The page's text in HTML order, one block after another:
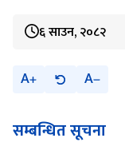
६ साउन, २०८२
A A
सम्बन्धित सूचना